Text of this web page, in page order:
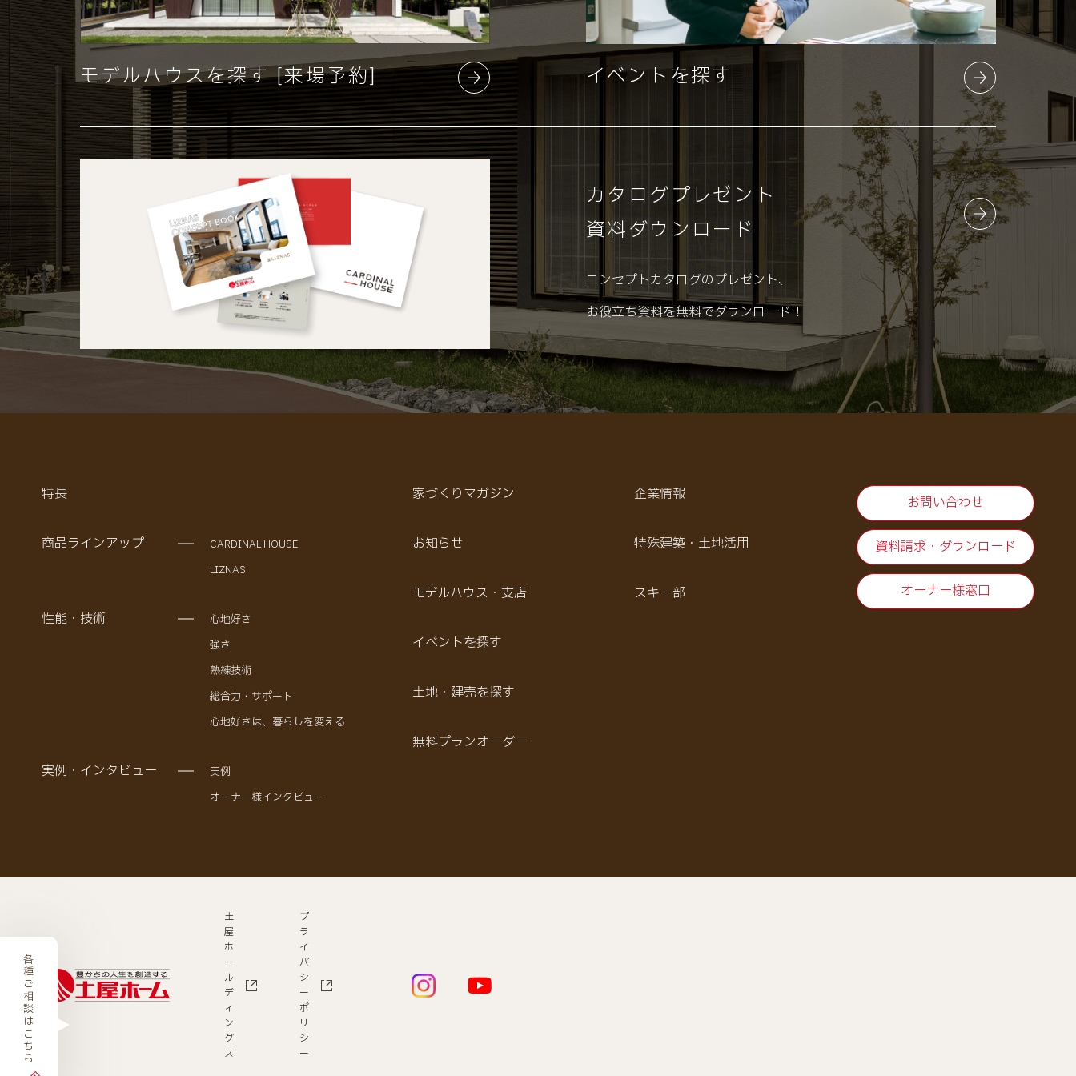
モデルハウスを探す [来場予約] イベントを探す
カタログプレゼント
資料ダウンロード
コンセプトカタログのプレゼント、
お役立ち資料を無料でダウンロード！
各種ご相談はこちら
特長
商品ラインアップ
CARDINAL HOUSE
LIZNAS
性能・技術
心地好さ
強さ
熟練技術
総合力・サポート
心地好さは、暮らしを変える
実例・インタビュー
実例
オーナー様インタビュー
家づくりマガジン
お知らせ
モデルハウス・支店
イベントを探す
土地・建売を探す
無料プランオーダー
企業情報
特殊建築・土地活用
スキー部
お問い合わせ
資料請求・ダウンロード
オーナー様窓口
土
屋
ホ
ー
ル
デ
ィ
ン
グ
ス
プ
ラ
イ
バ
シ
ー
ポ
リ
シ
ー